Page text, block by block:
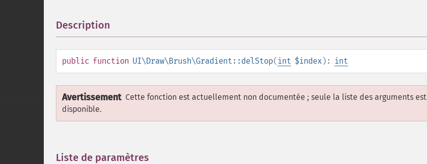
Description
public function UI\Draw\Brush\Gradient::delStop( int $index): int
Avertissement Cette fonction est actuellement non documentée ; seule la liste des arguments est
disponible.
Liste de paramètres